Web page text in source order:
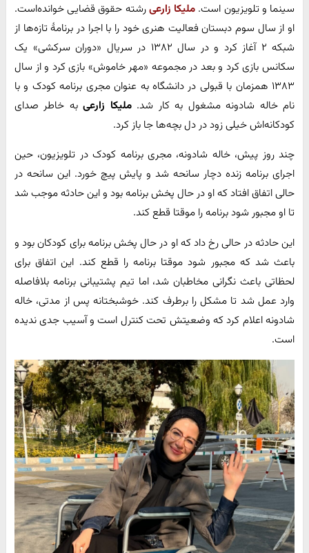
سینما و تلویزیون است. ملیکا زارعیرشته حقوق قضایی خوانده‌است.
او از سال سوم دبستان فعالیت هنری خود را با اجرا در برنامهٔ تازه‌ها از
شبکه ۲ آغاز کرد و در سال ۱۳۸۲ در سریال «دوران سرکشی» یک
سکانس بازی کرد و بعد در مجموعه «مهر خاموش» بازی کرد و از سال
۱۳۸۳ همزمان با قبولی در دانشگاه به عنوان مجری برنامه کودک و با
نام خاله شادونه مشغول به کار شد.ملیکا زارعیبه خاطر صدای
کودکانه‌اش خیلی زود در دل بچه‌ها جا باز کرد.
چند روز پیش، خاله شادونه، مجری برنامه کودک در تلویزیون، حین
اجرای برنامه زنده دچار سانحه شد و پایش پیچ خورد. این سانحه در
حالی اتفاق افتاد که او در حال پخش برنامه بود و این حادثه موجب شد
تا او مجبور شود برنامه را موقتا قطع کند.
این حادثه در حالی رخ داد که او در حال پخش برنامه برای کودکان بود و
باعث شد که مجبور شود موقتا برنامه را قطع کند. این اتفاق برای
لحظاتی باعث نگرانی مخاطبان شد، اما تیم پشتیبانی برنامه بلافاصله
وارد عمل شد تا مشکل را برطرف کند. خوشبختانه پس از مدتی، خاله
شادونه اعلام کرد که وضعیتش تحت کنترل است و آسیب جدی ندیده
است.